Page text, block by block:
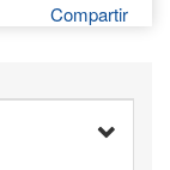
Compartir